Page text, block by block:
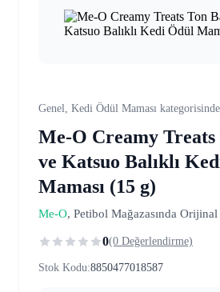
Genel, Kedi Ödül Maması kategorisinde
Me-O Creamy Treats
ve Katsuo Balıklı
Maması (15 g)
Me-O, Petibol Mağazasında Orijinal
0(0 Değerlendirme)
Stok Kodu:8850477018587